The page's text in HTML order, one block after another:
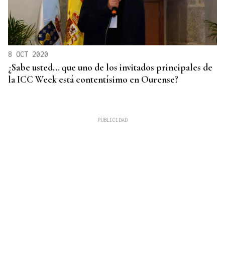
8 OCT 2020
¿Sabe usted... que uno de los invitados principales de
la ICC Week está contentísimo en Ourense?